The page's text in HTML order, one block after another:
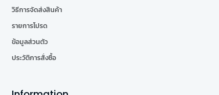
วิธีการจัดส่งสินค้า
รายการโปรด
ข้อมูลส่วนตัว
ประวัติการสั่งซื้อ